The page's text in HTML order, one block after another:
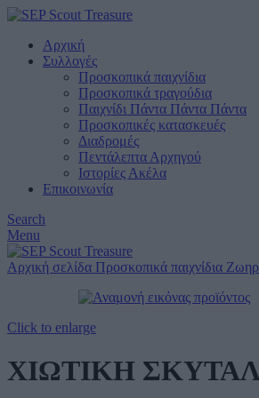
Αρχική
Συλλογές
Προσκοπικά παιχνίδια
Προσκοπικά τραγούδια
Παιχνίδι Πάντα Πάντα Πάντα
Προσκοπικές κατασκευές
Διαδρομές
Πεντάλεπτα Αρχηγού
Ιστορίες Ακέλα
Επικοινωνία
Search
Menu
Αρχική σελίδα Προσκοπικά παιχνίδια
Click to enlarge
ΧΙΩΤΙΚΗ